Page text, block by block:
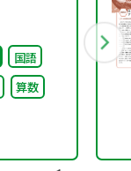
国語
算数